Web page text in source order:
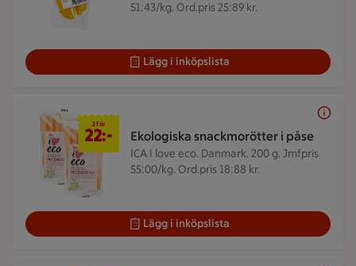
51:43/kg. Ord.pris 25:89 kr.
Lägg i inköpslista
Ekologiska snackmorötter i påse
ICA I love eco. Danmark. 200 g. Jmfpris
55:00/kg. Ord.pris 18:88 kr.
2 för 22 kr
2 för
22:-
Lägg i inköpslista